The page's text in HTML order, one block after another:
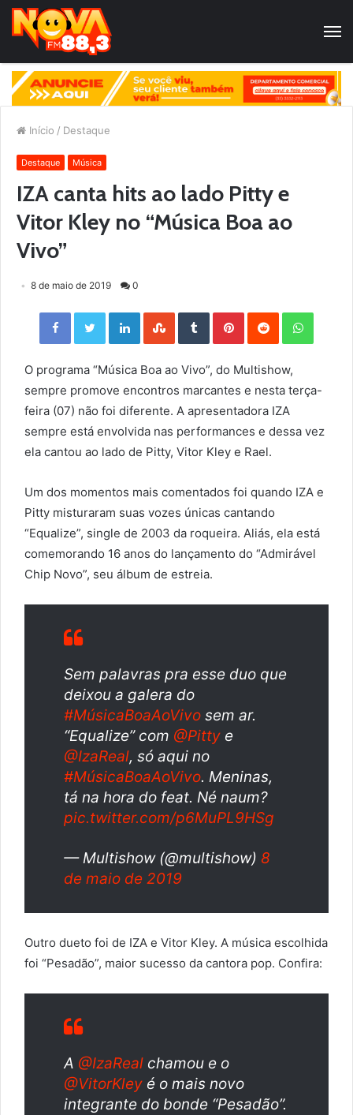
Início / Destaque
Destaque Música
IZA canta hits ao lado Pitty e
Vitor Kley no “Música Boa ao
Vivo”
8 de maio de 2019 0
Facebook Twitter LinkedIn StumbleUpon Tumblr Pinterest Reddit
O programa “Música Boa ao Vivo”, do Multishow,
sempre promove encontros marcantes e nesta terça-
feira (07) não foi diferente. A apresentadora IZA
sempre está envolvida nas performances e dessa vez
ela cantou ao lado de Pitty, Vitor Kley e Rael.
Um dos momentos mais comentados foi quando IZA e
Pitty misturaram suas vozes únicas cantando
“Equalize”, single de 2003 da roqueira. Aliás, ela está
comemorando 16 anos do lançamento do “Admirável
Chip Novo”, seu álbum de estreia.
Sem palavras pra esse duo que
deixou a galera do
#MúsicaBoaAoVivo sem ar.
“Equalize” com @Pitty e
@IzaReal, só aqui no
#MúsicaBoaAoVivo. Meninas,
tá na hora do feat. Né naum?
pic.twitter.com/p6MuPL9HSg
— Multishow (@multishow) 8
de maio de 2019
Outro dueto foi de IZA e Vitor Kley. A música escolhida
foi “Pesadão”, maior sucesso da cantora pop. Confira:
A @IzaReal chamou e o
@VitorKley é o mais novo
integrante do bonde “Pesadão”.